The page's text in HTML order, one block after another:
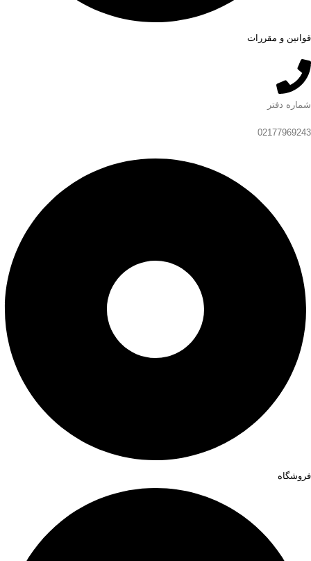
قوانین و مقررات
شماره دفتر
02177969243
فروشگاه